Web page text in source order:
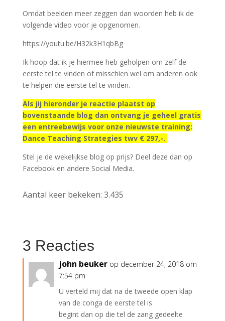
Omdat beelden meer zeggen dan woorden heb ik de
volgende video voor je opgenomen.
https://youtu.be/H32k3H1qbBg
Ik hoop dat ik je hiermee heb geholpen om zelf de
eerste tel te vinden of misschien wel om anderen ook
te helpen die eerste tel te vinden.
Als jij hieronder je reactie plaatst op
bovenstaande blog dan ontvang je geheel gratis
een entreebewijs voor onze nieuwste training:
Dance Teaching Strategies twv € 297,-.
Stel je de wekelijkse blog op prijs? Deel deze dan op
Facebook en andere Social Media.
Aantal keer bekeken: 3.435
3 Reacties
john beuker op december 24, 2018 om
7:54 pm
U verteld mij dat na de tweede open klap
van de conga de eerste tel is
begint dan op die tel de zang gedeelte